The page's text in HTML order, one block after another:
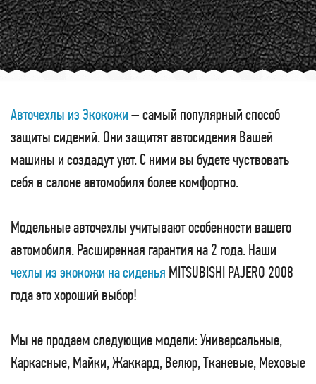
Авточехлы из Экокожи– самый популярный способ
защиты сидений. Они защитят автосидения Вашей
машины и создадут уют. С ними вы будете чуствовать
себя в салоне автомобиля более комфортно.
Модельные авточехлы учитывают особенности вашего
автомобиля. Расширенная гарантия на 2 года. Наши
чехлы из экокожи на сиденья MITSUBISHI PAJERO 2008
года это хороший выбор!
Мы не продаем следующие модели: Универсальные,
Каркасные, Майки, Жаккард, Велюр, Тканевые, Меховые